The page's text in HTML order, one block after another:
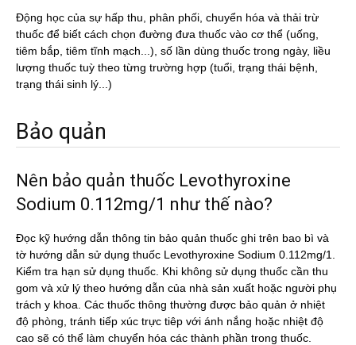
Động học của sự hấp thu, phân phối, chuyển hóa và thải trừ
thuốc để biết cách chọn đường đưa thuốc vào cơ thể (uống,
tiêm bắp, tiêm tĩnh mạch...), số lần dùng thuốc trong ngày, liều
lượng thuốc tuỳ theo từng trường hợp (tuổi, trạng thái bệnh,
trạng thái sinh lý...)
Bảo quản
Nên bảo quản thuốc Levothyroxine
Sodium 0.112mg/1 như thế nào?
Đọc kỹ hướng dẫn thông tin bảo quản thuốc ghi trên bao bì và
tờ hướng dẫn sử dụng thuốc Levothyroxine Sodium 0.112mg/1.
Kiểm tra hạn sử dụng thuốc. Khi không sử dụng thuốc cần thu
gom và xử lý theo hướng dẫn của nhà sản xuất hoặc người phụ
trách y khoa. Các thuốc thông thường được bảo quản ở nhiệt
độ phòng, tránh tiếp xúc trực tiêp với ánh nắng hoặc nhiệt độ
cao sẽ có thể làm chuyển hóa các thành phần trong thuốc.